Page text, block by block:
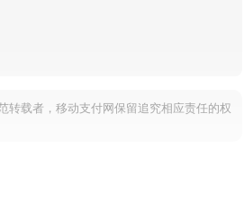
转载者，移动支付网保留追究相应责任的权